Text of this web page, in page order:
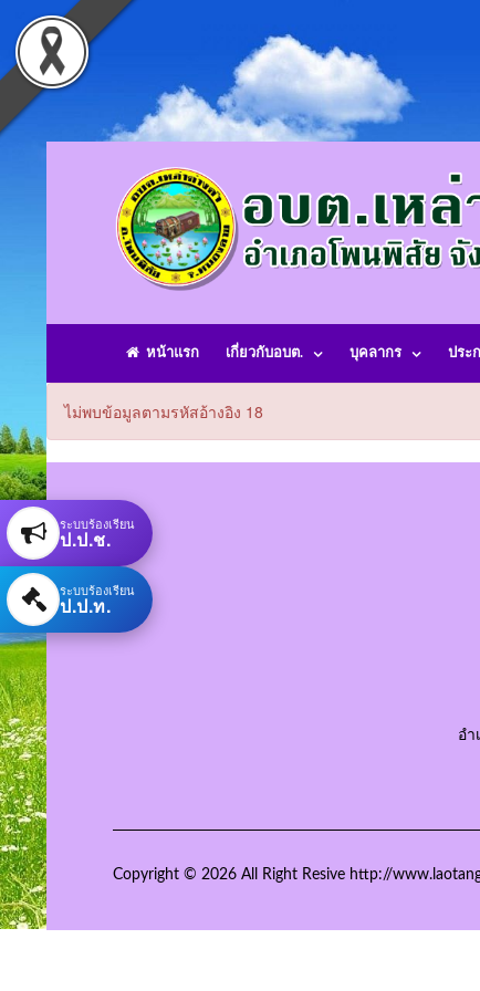
หน้าแรก เกี่ยวกับอบต. บุคลากร ประ
ไม่พบข้อมูลตามรหัสอ้างอิง 18
อำ
Copyright © 2026 All Right Resive http://
ระบบร้องเรียน
ป.ป.ช.
ระบบร้องเรียน
ป.ป.ท.